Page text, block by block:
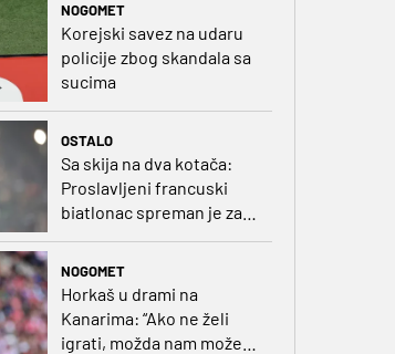
NOGOMET
Korejski savez na udaru
policije zbog skandala sa
sucima
OSTALO
Sa skija na dva kotača:
Proslavljeni francuski
biatlonac spreman je za
NOGOMET
Horkaš u drami na
Kanarima: “Ako ne želi
igrati, možda nam može